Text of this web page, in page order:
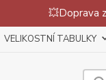
💥Doprava
VELIKOSTNÍ TABULKY